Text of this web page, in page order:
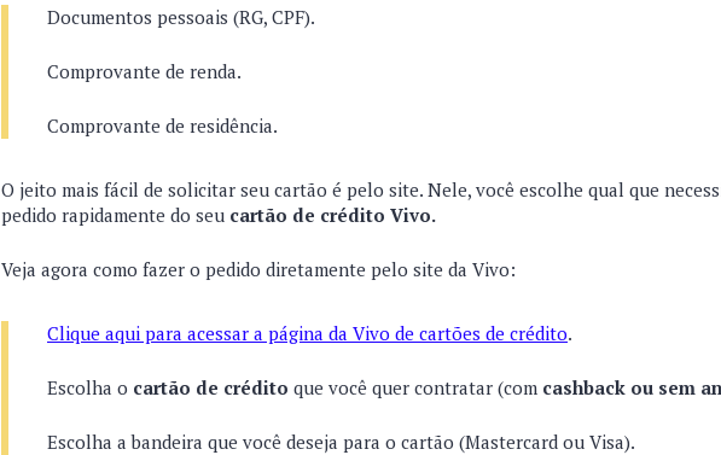
Documentos pessoais (RG, CPF).
Comprovante de renda.
Comprovante de residência.
O jeito mais fácil de solicitar seu cartão é pelo site. Nele, você escolhe qual que
pedido rapidamente do seu cartão de crédito Vivo.
Veja agora como fazer o pedido diretamente pelo site da Vivo:
Clique aqui para acessar a página da Vivo de cartões de crédito.
Escolha o cartão de crédito que você quer contratar (com cashback ou sem
Escolha a bandeira que você deseja para o cartão (Mastercard ou Visa).